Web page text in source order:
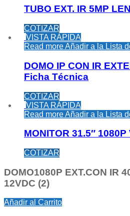
TUBO EXT. IR 5MP
COTIZAR
VISTA RÁPIDA
Read moreAñadir a la Lista
DOMO IP CON IR
Ficha Técnica
COTIZAR
VISTA RÁPIDA
Read moreAñadir a la Lista
MONITOR 31.5″ 1080P
COTIZAR
DOMO1080P EXT.CON IR
12VDC (2)
Añadir al Carrito